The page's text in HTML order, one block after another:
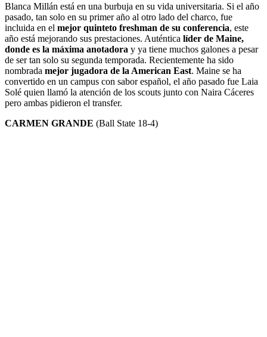
Blanca Millán está en una burbuja en su vida universitaria. Si el año
pasado, tan solo en su primer año al otro lado del charco, fue
incluida en el mejor quinteto freshman de su conferencia, este
año está mejorando sus prestaciones. Auténtica líder de Maine,
donde es la máxima anotadora y ya tiene muchos galones a pesar
de ser tan solo su segunda temporada. Recientemente ha sido
nombrada mejor jugadora de la American East. Maine se ha
convertido en un campus con sabor español, el año pasado fue Laia
Solé quien llamó la atención de los scouts junto con Naira Cáceres
pero ambas pidieron el transfer.
CARMEN GRANDE (Ball State 18-4)